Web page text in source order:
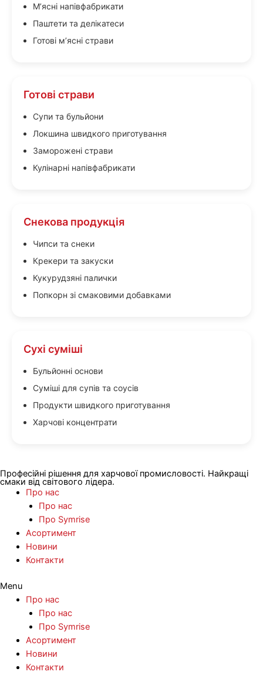
М’ясні напівфабрикати
Паштети та делікатеси
Готові м’ясні страви
Готові страви
Супи та бульйони
Локшина швидкого приготування
Заморожені страви
Кулінарні напівфабрикати
Снекова продукція
Чипси та снеки
Крекери та закуски
Кукурудзяні палички
Попкорн зі смаковими добавками
Сухі суміші
Бульйонні основи
Суміші для супів та соусів
Продукти швидкого приготування
Харчові концентрати
Професійні рішення для харчової промисловості. Найкращі
смаки від світового лідера.
Про нас
Про нас
Про Symrise
Асортимент
Новини
Контакти
Menu
Про нас
Про нас
Про Symrise
Асортимент
Новини
Контакти